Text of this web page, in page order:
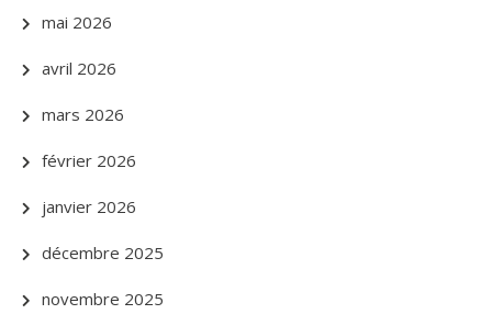
mai 2026
avril 2026
mars 2026
février 2026
janvier 2026
décembre 2025
novembre 2025